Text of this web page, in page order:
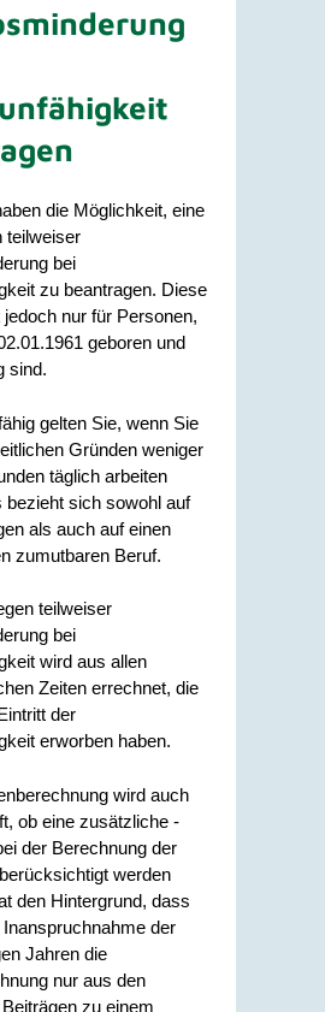
die Möglichkeit, eine
teilweiser
bei
zu beantragen. Diese
jedoch nur für Personen,
geboren und
sind.
gelten Sie, wenn Sie
Gründen weniger
täglich arbeiten
bezieht sich sowohl auf
als auch auf einen
zumutbaren Beruf.
teilweiser
bei
wird aus allen
Zeiten errechnet, die
der
erworben haben.
wird auch
ob eine zusätzliche -
der Berechnung der
werden
den Hintergrund, dass
der
Jahren die
nur aus den
zu einem